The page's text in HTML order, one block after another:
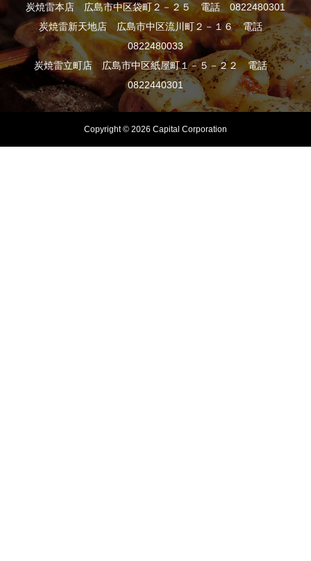
炭焼雷本店 広島市中区袋町２－２５ 電話 0822480301
炭焼雷新天地店 広島市中区流川町２－１６ 電話
0822480033
炭焼雷立町店 広島市中区紙屋町１－５－２２ 電話
0822440301
Copyright © 2026 Capital Corporation